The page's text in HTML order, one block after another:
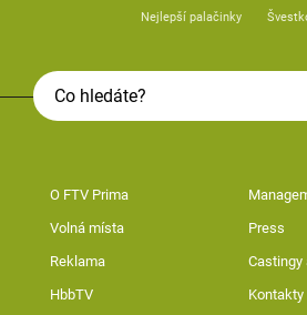
Nejlepší palačinky
O FTV Prima
Volná místa Press
Reklama Castingy
HbbTV Kontakty